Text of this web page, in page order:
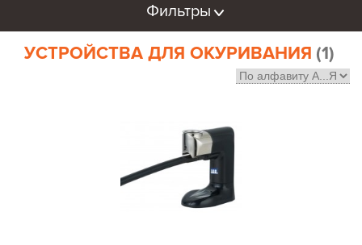
Фильтры
УСТРОЙСТВА ДЛЯ ОКУРИВАНИЯ (1)